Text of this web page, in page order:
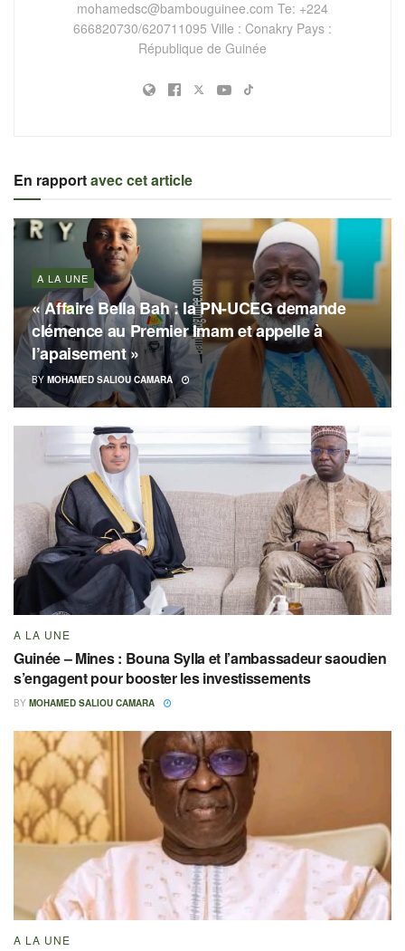
mohamedsc@bambouguinee.com Te: +224
666820730/620711095 Ville : Conakry Pays :
République de Guinée
En rapportavec cet article
A LA UNE
« Affaire Bella Bah : la PN-UCEG demande
clémence au Premier Imam et appelle à
l’apaisement »
BY MOHAMED SALIOU CAMARA
A LA UNE
Guinée – Mines : Bouna Sylla et l’ambassadeur saoudien
s’engagent pour booster les investissements
BY MOHAMED SALIOU CAMARA
A LA UNE